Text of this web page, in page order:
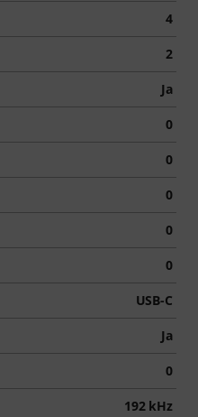
4
2
Ja
0
0
0
0
0
USB-C
Ja
0
192 kHz